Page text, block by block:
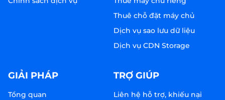
Thuê chỗ đặt máy chủ
Dịch vụ sao lưu dữ liệu
Dịch vụ CDN Storage
GIẢI PHÁP
Tổng quan
TRỢ GIÚP
Liên hệ hỗ trợ, khiếu nại